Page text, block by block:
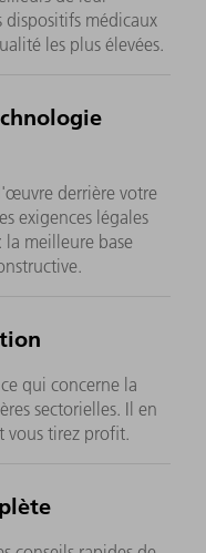
dispositifs médicaux
les plus élevées.
derrière votre
exigences légales
la meilleure base
qui concerne la
sectorielles. Il en
vous tirez profit.